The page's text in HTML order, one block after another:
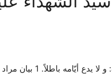
اختصاص حقيقت عزت و علو به پروردگار متعال